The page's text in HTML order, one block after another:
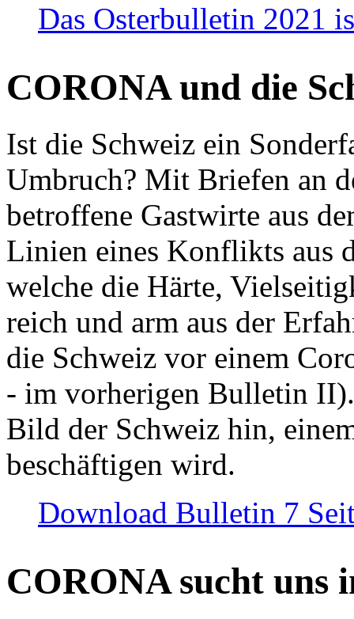
Das Osterbulletin 2021
CORONA und die
Ist die Schweiz ein
Umbruch? Mit Briefen an
betroffene Gastwirte aus
Linien eines Konflikts aus
welche die Härte,
reich und arm aus der
die Schweiz vor einem
- im vorherigen Bulletin
Bild der Schweiz hin,
beschäftigen wird.
Download Bulletin 7
CORONA sucht uns